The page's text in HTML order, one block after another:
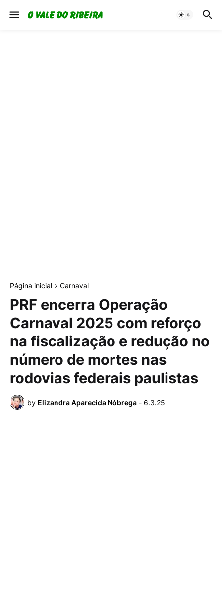
Página inicial Carnaval
PRF encerra Operação
Carnaval 2025 com reforço
na fiscalização e redução no
número de mortes nas
rodovias federais paulistas
by Elizandra Aparecida Nóbrega - 6.3.25